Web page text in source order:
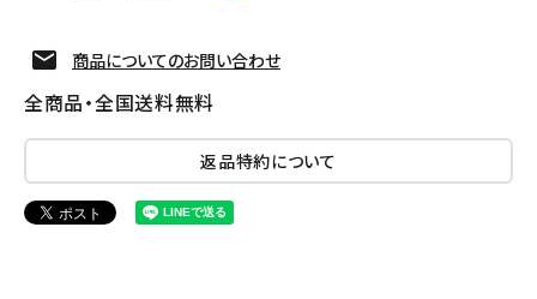
商品についてのお問い合わせ
全商品・全国送料無料
返品特約について